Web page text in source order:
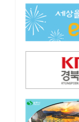
봉화서 주택 에어
"3세 아동 학대"…대
경찰, 9월 초부터